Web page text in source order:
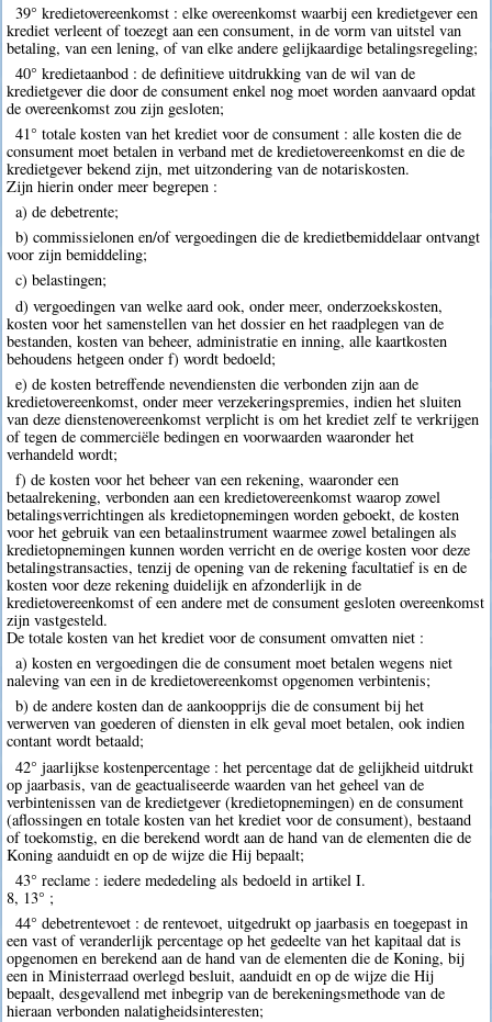
39° kredietovereenkomst : elke overeenkomst waarbij een kredietgever een
krediet verleent of toezegt aan een consument, in de vorm van uitstel van
betaling, van een lening, of van elke andere gelijkaardige betalingsregeling;
40° kredietaanbod : de definitieve uitdrukking van de wil van de
kredietgever die door de consument enkel nog moet worden aanvaard opdat
de overeenkomst zou zijn gesloten;
41° totale kosten van het krediet voor de consument : alle kosten die de
consument moet betalen in verband met de kredietovereenkomst en die de
kredietgever bekend zijn, met uitzondering van de notariskosten.
Zijn hierin onder meer begrepen :
a) de debetrente;
b) commissielonen en/of vergoedingen die de kredietbemiddelaar ontvangt
voor zijn bemiddeling;
c) belastingen;
d) vergoedingen van welke aard ook, onder meer, onderzoekskosten,
kosten voor het samenstellen van het dossier en het raadplegen van de
bestanden, kosten van beheer, administratie en inning, alle kaartkosten
behoudens hetgeen onder f) wordt bedoeld;
e) de kosten betreffende nevendiensten die verbonden zijn aan de
kredietovereenkomst, onder meer verzekeringspremies, indien het sluiten
van deze dienstenovereenkomst verplicht is om het krediet zelf te verkrijgen
of tegen de commerciële bedingen en voorwaarden waaronder het
verhandeld wordt;
f) de kosten voor het beheer van een rekening, waaronder een
betaalrekening, verbonden aan een kredietovereenkomst waarop zowel
betalingsverrichtingen als kredietopnemingen worden geboekt, de kosten
voor het gebruik van een betaalinstrument waarmee zowel betalingen als
kredietopnemingen kunnen worden verricht en de overige kosten voor deze
betalingstransacties, tenzij de opening van de rekening facultatief is en de
kosten voor deze rekening duidelijk en afzonderlijk in de
kredietovereenkomst of een andere met de consument gesloten overeenkomst
zijn vastgesteld.
De totale kosten van het krediet voor de consument omvatten niet :
a) kosten en vergoedingen die de consument moet betalen wegens niet
naleving van een in de kredietovereenkomst opgenomen verbintenis;
b) de andere kosten dan de aankoopprijs die de consument bij het
verwerven van goederen of diensten in elk geval moet betalen, ook indien
contant wordt betaald;
42° jaarlijkse kostenpercentage : het percentage dat de gelijkheid uitdrukt
op jaarbasis, van de geactualiseerde waarden van het geheel van de
verbintenissen van de kredietgever (kredietopnemingen) en de consument
(aflossingen en totale kosten van het krediet voor de consument), bestaand
of toekomstig, en die berekend wordt aan de hand van de elementen die de
Koning aanduidt en op de wijze die Hij bepaalt;
43° reclame : iedere mededeling als bedoeld in artikel I.
8, 13° ;
44° debetrentevoet : de rentevoet, uitgedrukt op jaarbasis en toegepast in
een vast of veranderlijk percentage op het gedeelte van het kapitaal dat is
opgenomen en berekend aan de hand van de elementen die de Koning, bij
een in Ministerraad overlegd besluit, aanduidt en op de wijze die Hij
bepaalt, desgevallend met inbegrip van de berekeningsmethode van de
hieraan verbonden nalatigheidsinteresten;